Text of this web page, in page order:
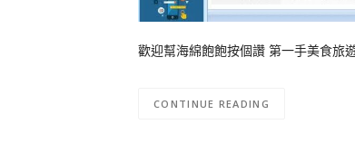
歡迎幫海綿飽飽按個讚 第一手美食
CONTINUE READING